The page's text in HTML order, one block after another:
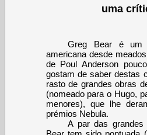
uma
Greg Bear é um
americana desde
de Poul Anderson
gostam de saber destas
rasto de grandes obras
(nomeado para o Hugo,
menores), que lhe
prémios Nebula.
A par das grandes